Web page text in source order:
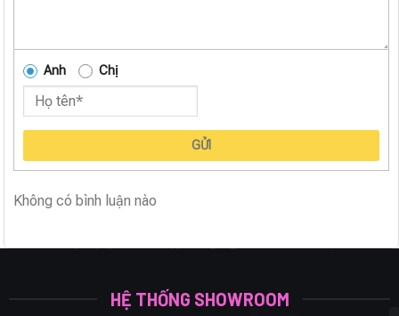
Anh Chị
GỬI
Không có bình luận nào
HỆ THỐNG SHOWROOM